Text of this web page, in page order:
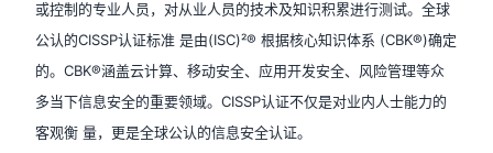
或控制的专业人员，对从业人员的技术及知识积累进行测试。全球
公认的CISSP认证标准 是由(ISC)²® 根据核心知识体系 (CBK®)确定
的。CBK®涵盖云计算、移动安全、应用开发安全、风险管理等众
多当下信息安全的重要领域。CISSP认证不仅是对业内人士能力的
客观衡 量，更是全球公认的信息安全认证。